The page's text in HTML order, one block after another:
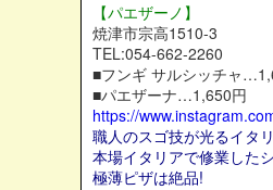
【パエザーノ】
焼津市宗高1510-3
TEL:054-662-2260
■フンギ サルシッチャ
■パエザーナ…1,650円
https://
職人のスゴ技が光るイタ
本場イタリアで修業した
極薄ピザは絶品!